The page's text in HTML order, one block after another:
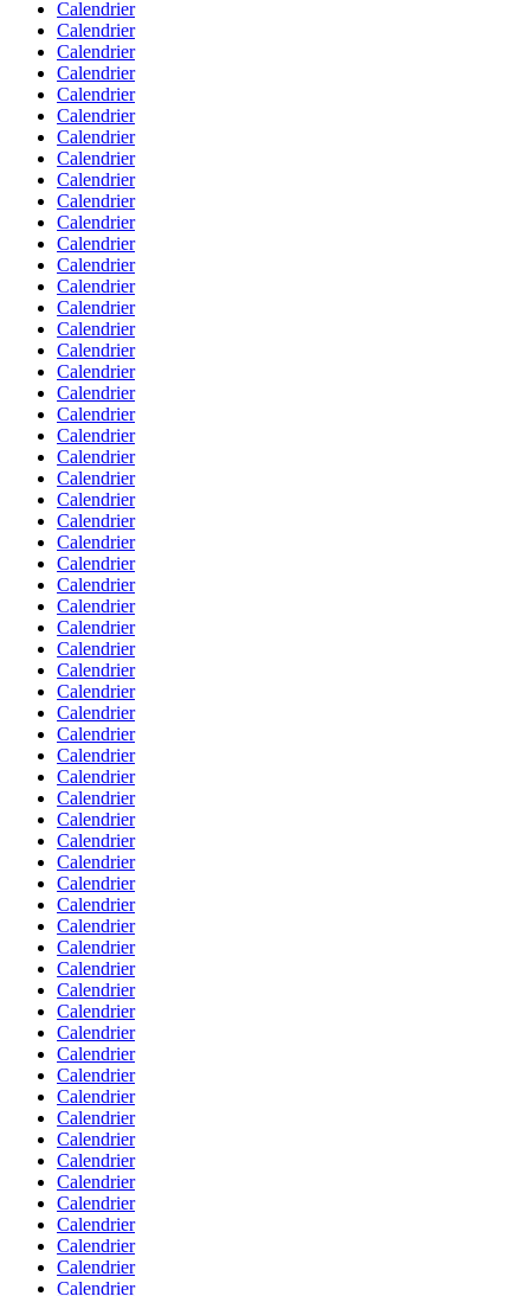
Calendrier
Calendrier
Calendrier
Calendrier
Calendrier
Calendrier
Calendrier
Calendrier
Calendrier
Calendrier
Calendrier
Calendrier
Calendrier
Calendrier
Calendrier
Calendrier
Calendrier
Calendrier
Calendrier
Calendrier
Calendrier
Calendrier
Calendrier
Calendrier
Calendrier
Calendrier
Calendrier
Calendrier
Calendrier
Calendrier
Calendrier
Calendrier
Calendrier
Calendrier
Calendrier
Calendrier
Calendrier
Calendrier
Calendrier
Calendrier
Calendrier
Calendrier
Calendrier
Calendrier
Calendrier
Calendrier
Calendrier
Calendrier
Calendrier
Calendrier
Calendrier
Calendrier
Calendrier
Calendrier
Calendrier
Calendrier
Calendrier
Calendrier
Calendrier
Calendrier
Calendrier